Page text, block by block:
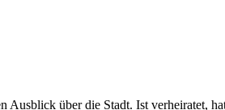
Ausblick über die Stadt. Ist verheiratet,